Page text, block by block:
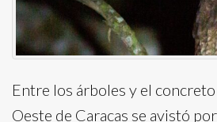
Entre los árboles y el
Oeste de Caracas se avistó